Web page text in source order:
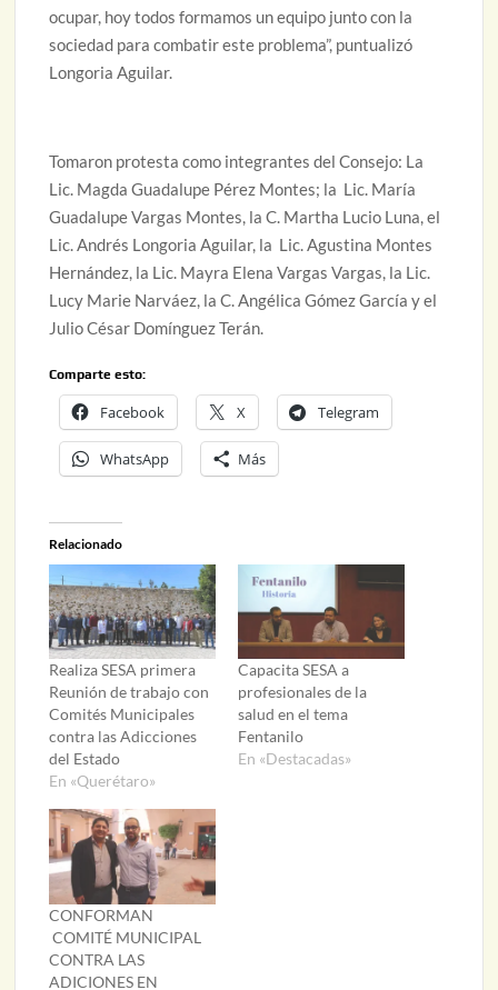
ocupar, hoy todos formamos un equipo junto con la
sociedad para combatir este problema”, puntualizó
Longoria Aguilar.
Tomaron protesta como integrantes del Consejo: La
Lic. Magda Guadalupe Pérez Montes; la Lic. María
Guadalupe Vargas Montes, la C. Martha Lucio Luna, el
Lic. Andrés Longoria Aguilar, la Lic. Agustina Montes
Hernández, la Lic. Mayra Elena Vargas Vargas, la Lic.
Lucy Marie Narváez, la C. Angélica Gómez García y el
Julio César Domínguez Terán.
Comparte esto:
Facebook X Telegram
WhatsApp Más
Relacionado
Realiza SESA primera
Reunión de trabajo con
Comités Municipales
contra las Adicciones
del Estado
En «Querétaro»
Capacita SESA a
profesionales de la
salud en el tema
Fentanilo
En «Destacadas»
CONFORMAN
COMITÉ MUNICIPAL
CONTRA LAS
ADICIONES EN